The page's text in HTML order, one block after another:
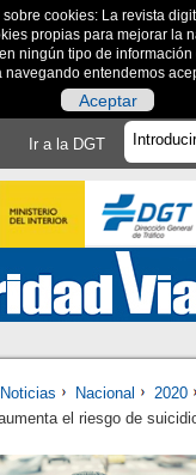
sobre cookies: La revista
propias para mejorar la
ningún tipo de información
navegando entendemos
Aceptar
Ir a la DGT
Noticias Nacional
2020
el riesgo de